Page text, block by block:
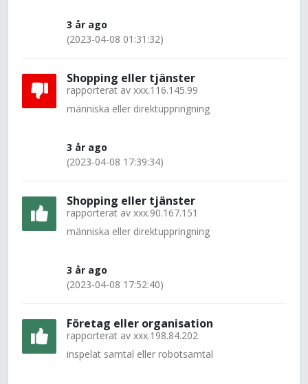
3 år ago
(2023-04-08 01:31:32)
Shopping eller tjänster
rapporterat av xxx.116.145.99
människa eller direktuppringning
3 år ago
(2023-04-08 17:39:34)
Shopping eller tjänster
rapporterat av xxx.90.167.151
människa eller direktuppringning
3 år ago
(2023-04-08 17:52:40)
Företag eller organisation
rapporterat av xxx.198.84.202
inspelat samtal eller robotsamtal